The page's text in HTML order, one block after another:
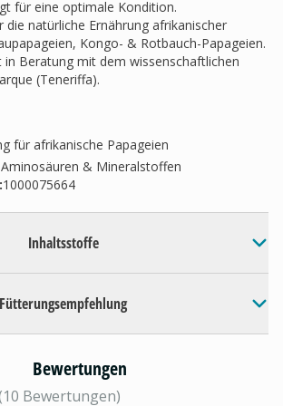
für eine optimale Kondition.
natürliche Ernährung afrikanischer
Kongo- & Rotbauch-Papageien.
Beratung mit dem wissenschaftlichen
(Teneriffa).
für afrikanische Papageien
& Mineralstoffen
1000075664
Inhaltsstoffe
Fütterungsempfehlung
Bewertungen
10 Bewertungen)